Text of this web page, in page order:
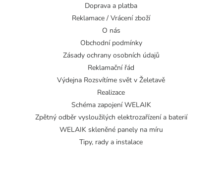
Doprava a platba
Reklamace / Vrácení zboží
O nás
Obchodní podmínky
Zásady ochrany osobních údajů
Reklamační řád
Výdejna Rozsvítíme svět v Želetavě
Realizace
Schéma zapojení WELAIK
Zpětný odběr vysloužilých elektrozařízení a baterií
WELAIK skleněné panely na míru
Tipy, rady a instalace